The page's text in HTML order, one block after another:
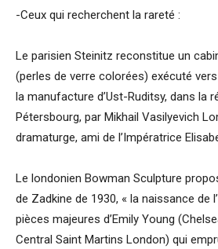
-Ceux qui recherchent la rareté :
Le parisien Steinitz reconstitue un
(perles de verre colorées) exécuté
la manufacture d’Ust-Ruditsy, dans la
Pétersbourg, par Mikhail Vasilyevich
dramaturge, ami de l’Impératrice
Le londonien Bowman Sculpture
de Zadkine de 1930, « la naissance de
pièces majeures d’Emily Young
Central Saint Martins London) qui